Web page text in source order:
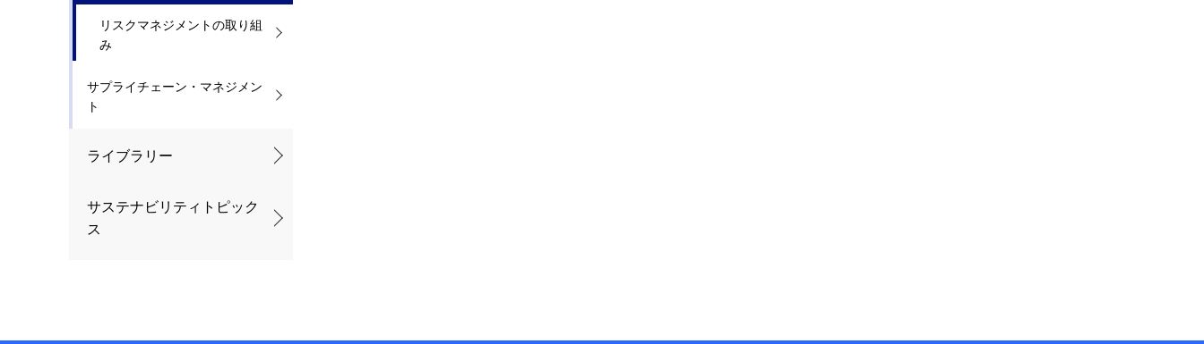
リスクマネジメントの取り組
み
サプライチェーン・マネジメン
ト
ライブラリー
サステナビリティトピック
ス